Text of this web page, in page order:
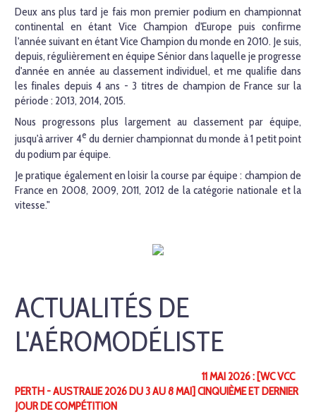
Deux ans plus tard je fais mon premier podium en championnat
continental en étant Vice Champion d'Europe puis confirme
l'année suivant en étant Vice Champion du monde en 2010. Je suis,
depuis, régulièrement en équipe Sénior dans laquelle je progresse
d'année en année au classement individuel, et me qualifie dans
les finales depuis 4 ans - 3 titres de champion de France sur la
période : 2013, 2014, 2015.
Nous progressons plus largement au classement par équipe,
jusqu'à arriver 4e du dernier championnat du monde à 1 petit point
du podium par équipe.
Je pratique également en loisir la course par équipe : champion de
France en 2008, 2009, 2011, 2012 de la catégorie nationale et la
vitesse."
ACTUALITÉS DE
L'AÉROMODÉLISTE
11 MAI 2026 : [WC VCC
PERTH - AUSTRALIE 2026 DU 3 AU 8 MAI] CINQUIÈME ET DERNIER
JOUR DE COMPÉTITION